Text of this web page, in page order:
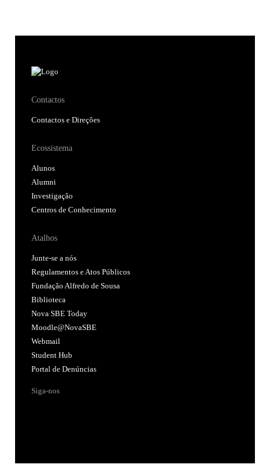
Contactos
Contactos e Direções
Ecossistema
Alunos
Alumni
Investigação
Centros de Conhecimento
Atalhos
Junte-se a nós
Regulamentos e Atos Públicos
Fundação Alfredo de Sousa
Biblioteca
Nova SBE Today
Moodle@NovaSBE
Webmail
Student Hub
Portal de Denúncias
Siga-nos